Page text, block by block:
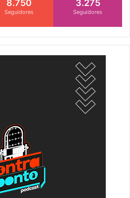
8.750
Seguidores
3.275
Seguidores